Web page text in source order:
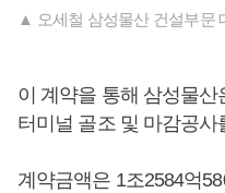
▲ 오세철 삼성물산 건설부문
이 계약을 통해 삼성물
터미널 골조 및 마감공사
계약금액은 1조2584억